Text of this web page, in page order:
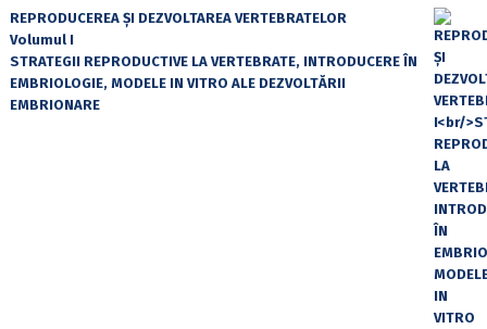
REPRODUCEREA ȘI DEZVOLTAREA VERTEBRATELOR
Volumul I
STRATEGII REPRODUCTIVE LA VERTEBRATE, INTRODUCERE ÎN
EMBRIOLOGIE, MODELE IN VITRO ALE DEZVOLTĂRII
EMBRIONARE